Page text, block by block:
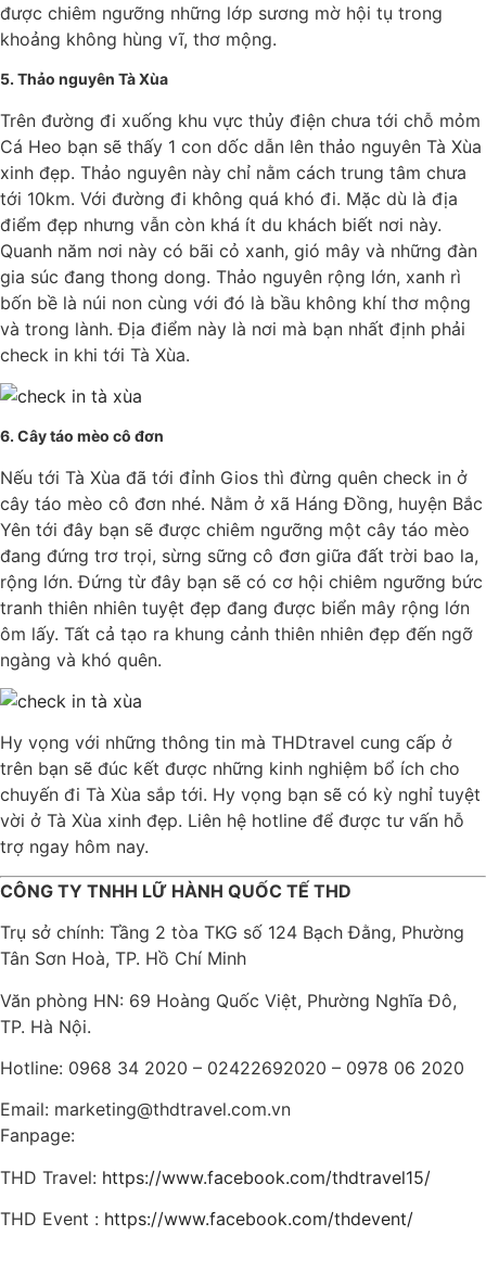
được chiêm ngưỡng những lớp sương mờ hội tụ trong
khoảng không hùng vĩ, thơ mộng.
5. Thảo nguyên Tà Xùa
Trên đường đi xuống khu vực thủy điện chưa tới chỗ mỏm
Cá Heo bạn sẽ thấy 1 con dốc dẫn lên thảo nguyên Tà Xùa
xinh đẹp. Thảo nguyên này chỉ nằm cách trung tâm chưa
tới 10km. Với đường đi không quá khó đi. Mặc dù là địa
điểm đẹp nhưng vẫn còn khá ít du khách biết nơi này.
Quanh năm nơi này có bãi cỏ xanh, gió mây và những đàn
gia súc đang thong dong. Thảo nguyên rộng lớn, xanh rì
bốn bề là núi non cùng với đó là bầu không khí thơ mộng
và trong lành. Địa điểm này là nơi mà bạn nhất định phải
check in khi tới Tà Xùa.
6. Cây táo mèo cô đơn
Nếu tới Tà Xùa đã tới đỉnh Gios thì đừng quên check in ở
cây táo mèo cô đơn nhé. Nằm ở xã Háng Đồng, huyện Bắc
Yên tới đây bạn sẽ được chiêm ngưỡng một cây táo mèo
đang đứng trơ trọi, sừng sững cô đơn giữa đất trời bao la,
rộng lớn. Đứng từ đây bạn sẽ có cơ hội chiêm ngưỡng bức
tranh thiên nhiên tuyệt đẹp đang được biển mây rộng lớn
ôm lấy. Tất cả tạo ra khung cảnh thiên nhiên đẹp đến ngỡ
ngàng và khó quên.
Hy vọng với những thông tin mà THDtravel cung cấp ở
trên bạn sẽ đúc kết được những kinh nghiệm bổ ích cho
chuyến đi Tà Xùa sắp tới. Hy vọng bạn sẽ có kỳ nghỉ tuyệt
vời ở Tà Xùa xinh đẹp. Liên hệ hotline để được tư vấn hỗ
trợ ngay hôm nay.
CÔNG TY TNHH LỮ HÀNH QUỐC TẾ THD
Trụ sở chính: Tầng 2 tòa TKG số 124 Bạch Đằng, Phường
Tân Sơn Hoà, TP. Hồ Chí Minh
Văn phòng HN: 69 Hoàng Quốc Việt, Phường Nghĩa Đô,
TP. Hà Nội.
Hotline: 0968 34 2020 – 02422692020 – 0978 06 2020
Email: marketing@thdtravel.com.vn
Fanpage:
THD Travel: https://www.facebook.com/thdtravel15/
THD Event : https://www.facebook.com/thdevent/